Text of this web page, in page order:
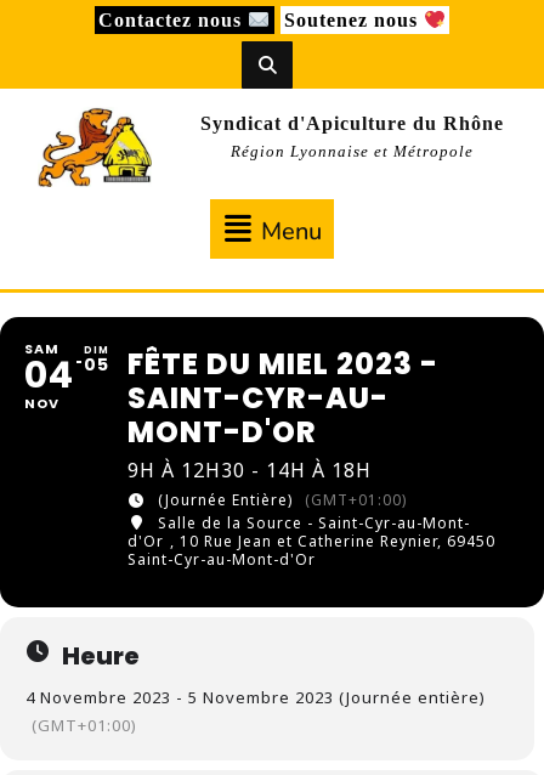
Contactez nous Soutenez nous
Syndicat d'Apiculture du Rhône
Région Lyonnaise et Métropole
Menu
SAM
04
NOV
DIM
05
FÊTE DU MIEL 2023 -
SAINT-CYR-AU-
MONT-D'OR
9H À 12H30 - 14H À 18H
(Journée Entière)
(GMT+01:00)
Salle de la Source - Saint-Cyr-au-Mont-
d'Or , 10 Rue Jean et Catherine Reynier, 69450
Saint-Cyr-au-Mont-d'Or
Heure
4 Novembre 2023 - 5 Novembre 2023 (Journée entière)
(GMT+01:00)